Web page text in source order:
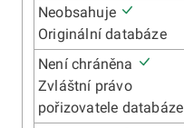
Neobsahuje
Originální databáze
Není chráněna
Zvláštní právo
pořizovatele databáze